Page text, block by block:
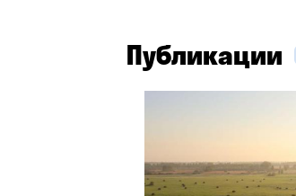
Публикации